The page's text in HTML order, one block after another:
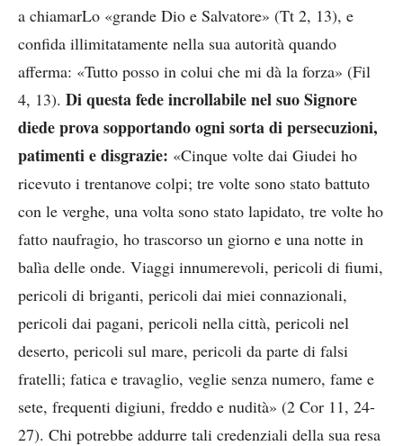
a chiamarLo «grande Dio e Salvatore» (Tt 2, 13), e
confida illimitatamente nella sua autorità quando
afferma: «Tutto posso in colui che mi dà la forza» (Fil
4, 13). Di questa fede incrollabile nel suo Signore
diede prova sopportando ogni sorta di persecuzioni,
patimenti e disgrazie: «Cinque volte dai Giudei ho
ricevuto i trentanove colpi; tre volte sono stato battuto
con le verghe, una volta sono stato lapidato, tre volte ho
fatto naufragio, ho trascorso un giorno e una notte in
balìa delle onde. Viaggi innumerevoli, pericoli di fiumi,
pericoli di briganti, pericoli dai miei connazionali,
pericoli dai pagani, pericoli nella città, pericoli nel
deserto, pericoli sul mare, pericoli da parte di falsi
fratelli; fatica e travaglio, veglie senza numero, fame e
sete, frequenti digiuni, freddo e nudità» (2 Cor 11, 24-
27). Chi potrebbe addurre tali credenziali della sua resa